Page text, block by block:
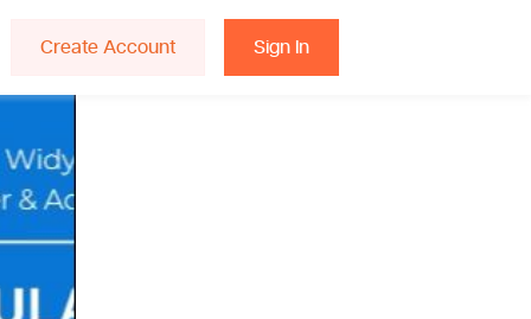
Create Account Sign In